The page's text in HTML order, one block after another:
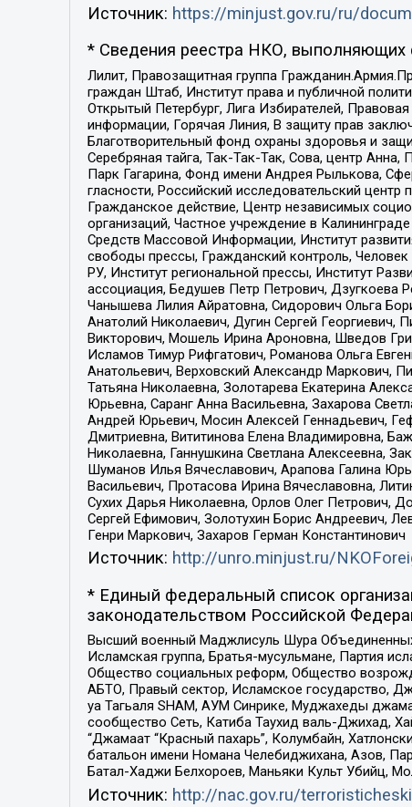
Источник: https://minjust.gov.ru/ru/
* Сведения реестра НКО, выполняющих
Лилит, Правозащитная группа
граждан Штаб, Институт права и публичной
Открытый Петербург, Лига Избирателей,
информации, Горячая Линия, В защиту прав
Благотворительный фонд охраны здоровья и
Серебряная тайга, Так-Так-Так, Сова, центр
Парк Гагарина, Фонд имени Андрея Рылькова,
гласности, Российский исследовательский
Гражданское действие, Центр независимых
организаций, Частное учреждение в
Средств Массовой Информации, Институт
свободы прессы, Гражданский контроль,
РУ, Институт региональной прессы, Институт
ассоциация, Бедушев Петр Петрович, Дзугкоева
Чанышева Лилия Айратовна, Сидорович Ольга
Анатолий Николаевич, Дугин Сергей Георгиевич,
Викторович, Мошель Ирина Ароновна, Шведов
Исламов Тимур Рифгатович, Романова Ольга
Анатольевич, Верховский Александр Маркович,
Татьяна Николаевна, Золотарева Екатерина
Юрьевна, Саранг Анна Васильевна, Захарова
Андрей Юрьевич, Мосин Алексей Геннадьевич,
Дмитриевна, Вититинова Елена Владимировна,
Николаевна, Ганнушкина Светлана Алексеевна,
Шуманов Илья Вячеславович, Арапова Галина
Васильевич, Протасова Ирина Вячеславовна,
Сухих Дарья Николаевна, Орлов Олег Петрович,
Сергей Ефимович, Золотухин Борис Андреевич,
Генри Маркович, Захаров Герман Константинович
Источник: http://unro.minjust.ru/
* Единый федеральный список
законодательством Российской
Высший военный Маджлисуль Шура
Исламская группа, Братья-мусульмане, Партия
Общество социальных реформ, Общество
АБТО, Правый сектор, Исламское государство,
уа Тагьаля SHAM, АУМ Синрике, Муджахеды
сообщество Сеть, Катиба Таухид валь-Джихад,
“Джамаат “Красный пахарь”, Колумбайн,
батальон имени Номана Челебиджихана, Азов,
Батал-Хаджи Белхороев, Маньяки Культ Убийц,
Источник: http://nac.gov.ru/